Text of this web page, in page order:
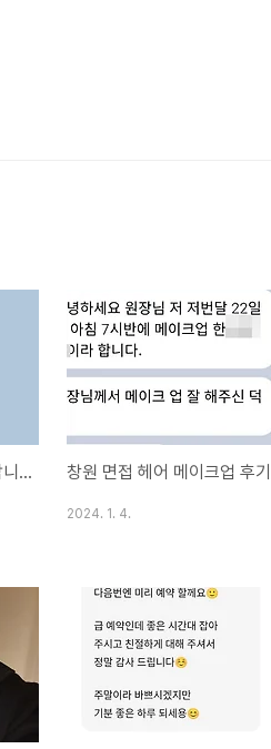
창원 헤어 메이크업 후기 감사합니다!!
2024. 1. 4.